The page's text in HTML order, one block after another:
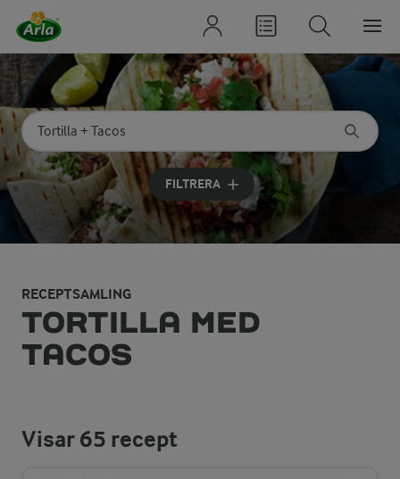
Sök på kategori eller ingrediens
Skriv in sökord för att få förslag
FILTRERA
RECEPTSAMLING
TORTILLA MED
TACOS
Visar65 recept